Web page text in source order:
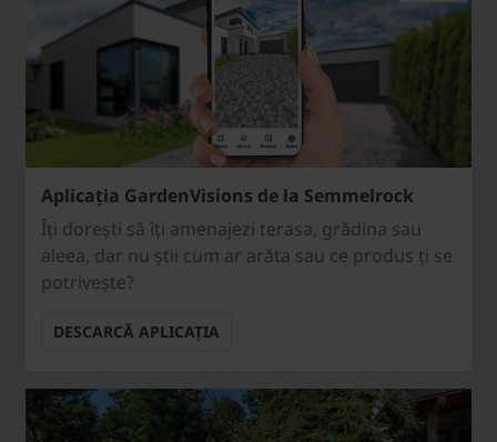
Aplicația GardenVisions de la Semmelrock
Îți dorești să îți amenajezi terasa, grădina sau
aleea, dar nu știi cum ar arăta sau ce produs ți se
potrivește?
DESCARCĂ APLICAȚIA